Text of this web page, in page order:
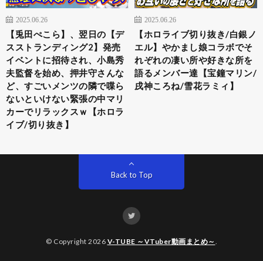
2025.06.26
【兎田ぺこら】、翌日の【デ
スストランディング2】発売
イベントに招待され、小島秀
夫監督を始め、押井守さんな
ど、すごいメンツの隣で喋ら
ないといけない緊張の中マリ
カーでリラックスｗ【ホロラ
イブ/切り抜き】
2025.06.26
【ホロライブ切り抜き/白銀ノ
エル】やかまし娘コラボでそ
れぞれの凄い所や好きな所を
語るメンバー達【宝鐘マリン/
戌神ころね/雪花ラミィ】
Back to Top
© Copyright 2026 V-TUBE ～VTuber動画まとめ～